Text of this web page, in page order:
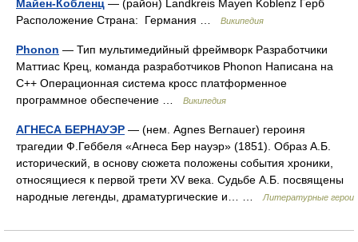
Майен-Кобленц — (район) Landkreis Mayen Koblenz Герб
Расположение Страна: Германия …
Википедия
Phonon — Тип мультимедийный фреймворк Разработчики
Маттиас Крец, команда разработчиков Phonon Написана на
C++ Операционная система кросс платформенное
программное обеспечение …
Википедия
АГНЕСА БЕРНАУЭР — (нем. Agnes Bernauer) героиня
трагедии Ф.Геббеля «Агнеса Бер науэр» (1851). Образ А.Б.
исторический, в основу сюжета положены события хроники,
относящиеся к первой трети XV века. Судьбе А.Б. посвящены
народные легенды, драматургические и… …
Литературные герои